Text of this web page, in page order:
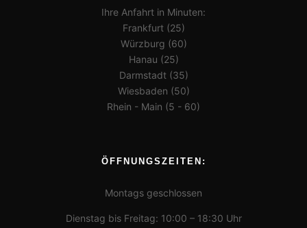
Ihre Anfahrt in Minuten:
Frankfurt (25)
Würzburg (60)
Hanau (25)
Darmstadt (35)
Wiesbaden (50)
Rhein - Main (5 - 60)
ÖFFNUNGSZEITEN:
Montags geschlossen
Dienstag bis Freitag: 10:00 – 18:30 Uhr